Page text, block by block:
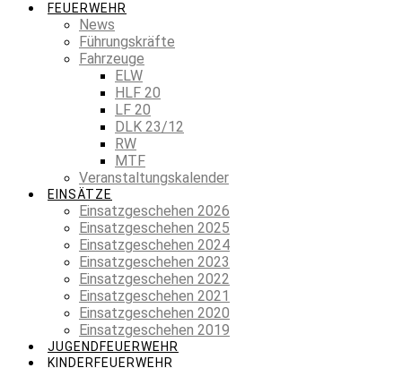
FEUERWEHR
News
Führungskräfte
Fahrzeuge
ELW
HLF 20
LF 20
DLK 23/12
RW
MTF
Veranstaltungskalender
EINSÄTZE
Einsatzgeschehen 2026
Einsatzgeschehen 2025
Einsatzgeschehen 2024
Einsatzgeschehen 2023
Einsatzgeschehen 2022
Einsatzgeschehen 2021
Einsatzgeschehen 2020
Einsatzgeschehen 2019
JUGENDFEUERWEHR
KINDERFEUERWEHR